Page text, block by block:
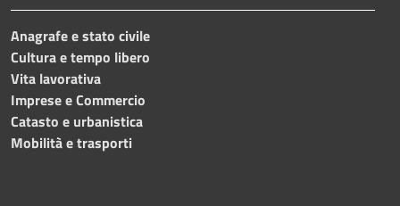
Anagrafe e stato civile
Cultura e tempo libero
Vita lavorativa
Imprese e Commercio
Catasto e urbanistica
Mobilità e trasporti